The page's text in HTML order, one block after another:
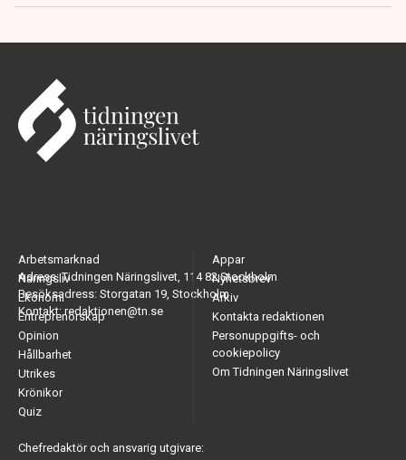
Adress: Tidningen Näringslivet, 114 82 Stockholm
Besöksadress: Storgatan 19, Stockholm
Kontakt: redaktionen@tn.se
Arbetsmarknad
Näringsliv
Ekonomi
Entreprenörskap
Opinion
Hållbarhet
Utrikes
Krönikor
Quiz
Appar
Nyhetsbrev
Arkiv
Kontakta redaktionen
Personuppgifts- och
cookiepolicy
Om Tidningen Näringslivet
Chefredaktör och ansvarig utgivare: